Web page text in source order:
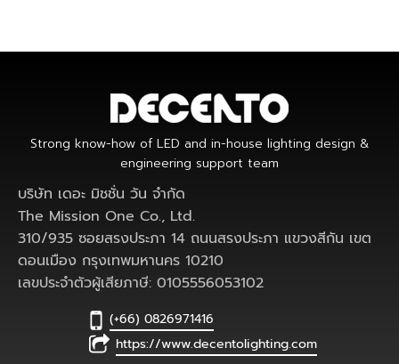
Strong know-how of LED and in-house lighting design &
engineering support team
บริษัท เดอะ มิชชั่น วัน จำกัด
The Mission One Co., Ltd.
310/935 ซอยสรงประภา 14 ถนนสรงประภา แขวงสีกัน เขต
ดอนเมือง กรุงเทพมหานคร 10210
เลขประจำตัวผู้เสียภาษี: 0105556053102
(+66) 0826971416
https://www.decentolighting.com